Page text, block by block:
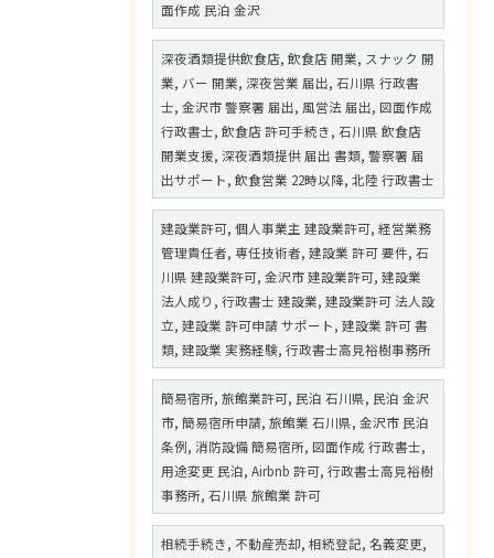
面作成 民泊 金沢
深夜酒類提供飲食店, 飲食店 開業, スナック 開
業, バー 開業, 深夜営業 届出, 石川県 行政書
士, 金沢市 警察署 届出, 風営法 届出, 図面作成
行政書士, 飲食店 許可手続き, 石川県 飲食店
開業支援, 深夜酒類提供 届出 書類, 警察署 届
出サポート, 飲食営業 22時以降, 北陸 行政書士
建設業許可, 個人事業主 建設業許可, 経営業務
管理責任者, 専任技術者, 建設業 許可 要件, 石
川県 建設業許可, 金沢市 建設業許可, 建設業
法人成り, 行政書士 建設業, 建設業許可 法人設
立, 建設業 許可申請 サポート, 建設業 許可 書
類, 建設業 実務経験, 行政書士高見裕樹事務所
簡易宿所, 旅館業許可, 民泊 石川県, 民泊 金沢
市, 簡易宿所申請, 旅館業 石川県, 金沢市 民泊
条例, 消防設備 簡易宿所, 図面作成 行政書士,
用途変更 民泊, Airbnb 許可, 行政書士高見裕樹
事務所, 石川県 旅館業 許可
相続手続き, 不動産売却, 相続登記, 名義変更,